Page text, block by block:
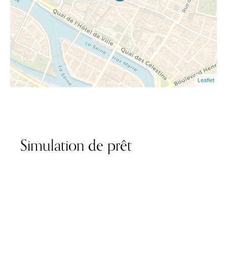
Leaflet
Simulation de prêt